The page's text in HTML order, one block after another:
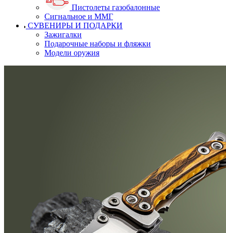
Пистолеты газобалонные
Сигнальное и ММГ
СУВЕНИРЫ И ПОДАРКИ
Зажигалки
Подарочные наборы и фляжки
Модели оружия